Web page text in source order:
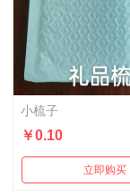
小梳子
￥0.10
立即购买